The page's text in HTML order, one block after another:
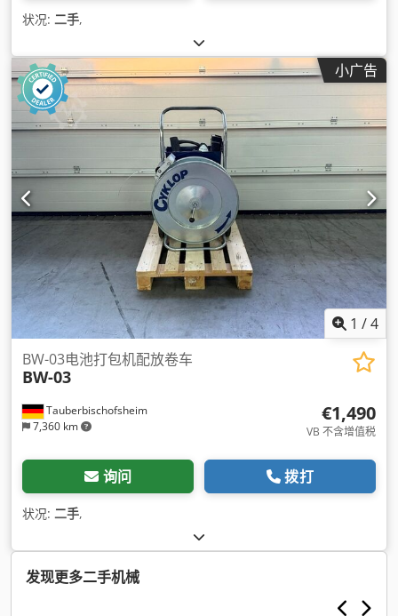
状况: 二手,
小广告
1 /4
Tauberbischofsheim
7,360 km
BW-03电池打包机配放卷车
BW-03
€1,490
VB 不含增值税
询问 拨打
状况: 二手,
发现更多二手机械